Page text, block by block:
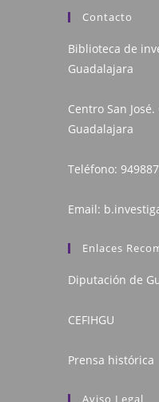
Contacto
Biblioteca de
Guadalajara
Centro San
Guadalajara
Teléfono:
Email:
Enlaces
Diputación de
CEFIHGU
Prensa histórica
Aviso Legal